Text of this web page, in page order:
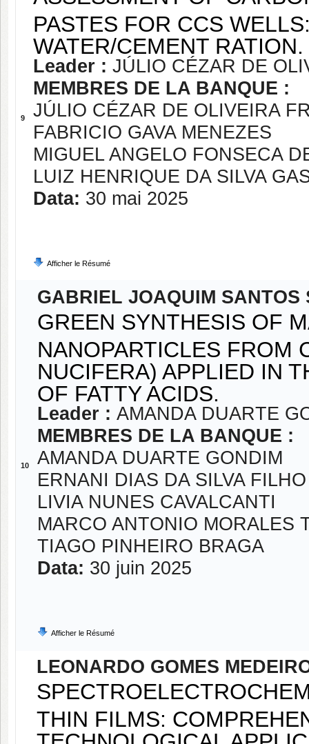
9
PASTES FOR CCS
WATER/CEMENT RATION.
Leader : JÚLIO CÉZAR DE
MEMBRES DE LA BANQUE :
JÚLIO CÉZAR DE OLIVEIRA
FABRICIO GAVA MENEZES
MIGUEL ANGELO FONSECA
LUIZ HENRIQUE DA SILVA
Data: 30 mai 2025
Afficher le Résumé
10
GABRIEL JOAQUIM SANTOS
GREEN SYNTHESIS OF
NANOPARTICLES FROM
NUCIFERA) APPLIED IN
OF FATTY ACIDS.
Leader : AMANDA DUARTE
MEMBRES DE LA BANQUE :
AMANDA DUARTE GONDIM
ERNANI DIAS DA SILVA FILHO
LIVIA NUNES CAVALCANTI
MARCO ANTONIO MORALES
TIAGO PINHEIRO BRAGA
Data: 30 juin 2025
Afficher le Résumé
LEONARDO GOMES
THIN FILMS:
TECHNOLOGICAL